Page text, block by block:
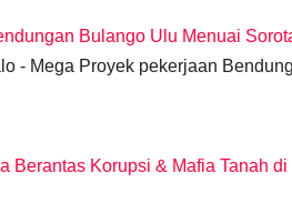
e
n
e
dI
y
Li
Bulango Ulu Menuai
- Mega Proyek pekerjaan
Berantas Korupsi & Mafia Tanah